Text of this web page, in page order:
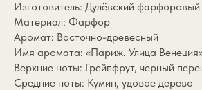
Изготовитель: Дулёвский
Материал: Фарфор
Аромат: Восточно-древесный
Имя аромата: «Париж. Улица
Верхние ноты: Грейпфрут, черный
Средние ноты: Кумин, удовое дерево